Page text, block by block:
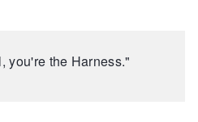
you're the Harness."